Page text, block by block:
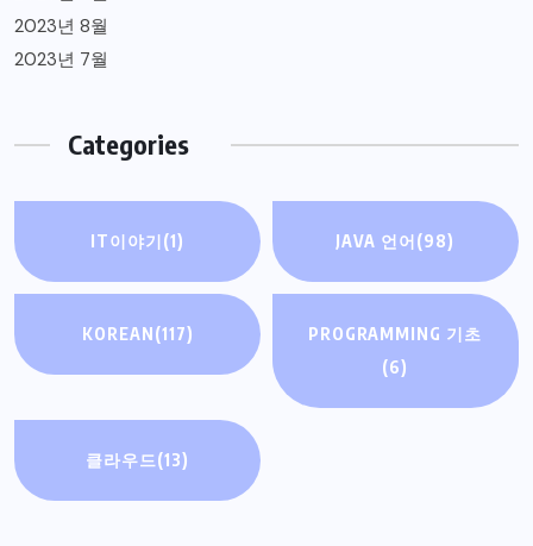
2023년 8월
2023년 7월
Categories
IT이야기(1) JAVA 언어(98)
KOREAN(117)
PROGRAMMING 기초
(6)
클라우드 (13)